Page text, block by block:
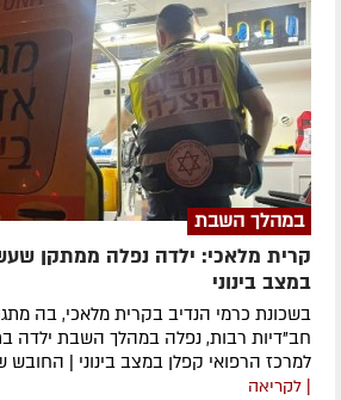
במהלך השבת
קרית מלאכי: ילדה נפלה ממתקן
במצב בינוני
בשכונת כרמי הנדיב בקרית מלאכי, בה
למרכז הרפואי קפלן במצב בינוני |
| לקריאה